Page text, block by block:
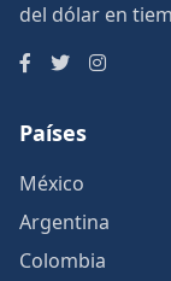
del dólar en
Países
México
Argentina
Colombia